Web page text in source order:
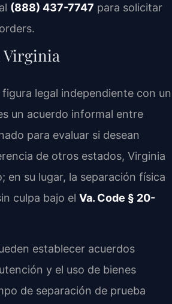
(888) 437-7747 para solicitar
Virginia
legal independiente con un
un acuerdo informal entre
para evaluar si desean
de otros estados, Virginia
en su lugar, la separación física
culpa bajo el Va. Code § 20-
establecer acuerdos
y el uso de bienes
de separación de prueba